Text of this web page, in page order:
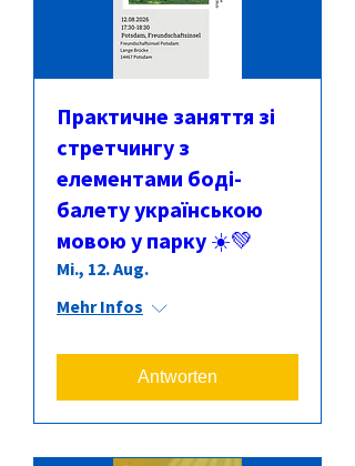
Практичне заняття зі
стретчингу з
елементами боді-
балету українською
мовою у парку ☀️💚
Mi., 12. Aug.
Mehr Infos
Antworten